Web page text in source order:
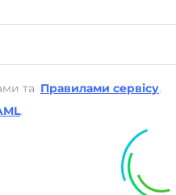
та Правилами сервісу.
.